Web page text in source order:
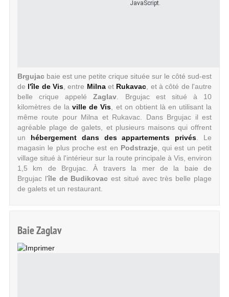
JavaScript.
Brgujac baie est une petite crique située sur le côté sud-est
de l'île de Vis, entre Milnaet Rukavac, et à côté de l'autre
belle crique appeléZaglav. Brgujac est situé à 10
kilomètres de laville de Vis, et on obtient là en utilisant la
même route pour Milna et Rukavac. Dans Brgujac il est
agréable plage de galets, et plusieurs maisons qui offrent
un hébergement dans des appartements privés. Le
magasin le plus proche est en Podstrazje, qui est un petit
village situé à l'intérieur sur la route principale à Vis, environ
1,5 km de Brgujac. À travers la mer de la baie de
Brgujac l'île de Budikovac est situé avec très belle plage
de galets et un restaurant.
Baie Zaglav